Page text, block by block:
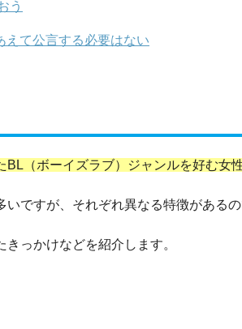
う
えて公言する必要はない
BL（ボーイズラブ）ジャンルを好む女
ですが、それぞれ異なる特徴があるの
っかけなどを紹介します。